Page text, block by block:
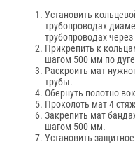
Установить
трубопроводах
трубопроводах
Прикрепить к
шагом 500 мм по
Раскроить мат
трубы.
Обернуть полотно
Проколоть мат 4
Закрепить мат
шагом 500 мм.
Установить